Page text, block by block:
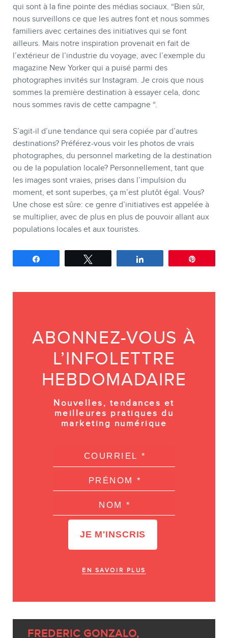
qui sont à la fine pointe des médias sociaux. “Bien sûr,
nous surveillons ce que les autres font et nous sommes
familiers avec certaines des initiatives qui se font
ailleurs. Mais notre inspiration provenait en fait de
l’extérieur de l’industrie du voyage, avec l’exemple du
magazine New Yorker qui a puisé parmi des
photographes invités sur Instagram. Je crois que nous
sommes la première destination à essayer cela, donc
nous sommes ravis de cette campagne “.
S’agit-il d’une tendance qui sera copiée par d’autres
destinations? Préférez-vous voir les photos de vrais
photographes, du personnel marketing de la destination
ou de la population locale? Personnellement, tant que
les images sont vraies, prises dans l’impulsion du
moment, et sont superbes, ça m’est plutôt égal. Vous?
Une chose est sûre: ce genre d’initiatives est appelée à
se multiplier, avec de plus en plus de pouvoir allant aux
populations locales et aux touristes.
ABONNEZ-VOUS À
L’INFOLETTRE
HEBDOMADAIRE
Nouvelles, tendances et
meilleures pratiques du
marketing numérique
EN SAVOIR PLUS
FREDERIC GONZALO,